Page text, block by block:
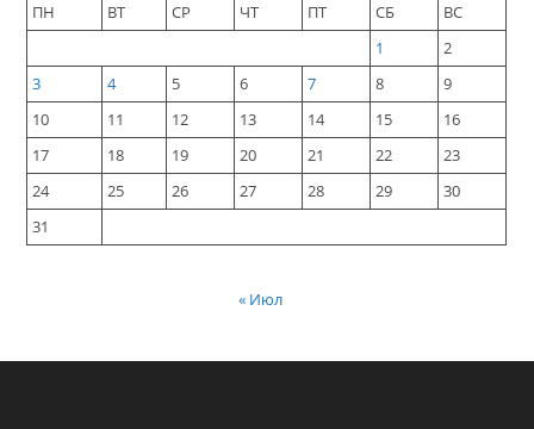
ПН
ВТ СР ЧТ ПТ СБ
ВС
1
2
3
4 5 6 7 8
9
10
11 12 13 14 15
16
17
18 19 20 21 22
23
24
25 26 27 28 29
30
31
« Июл